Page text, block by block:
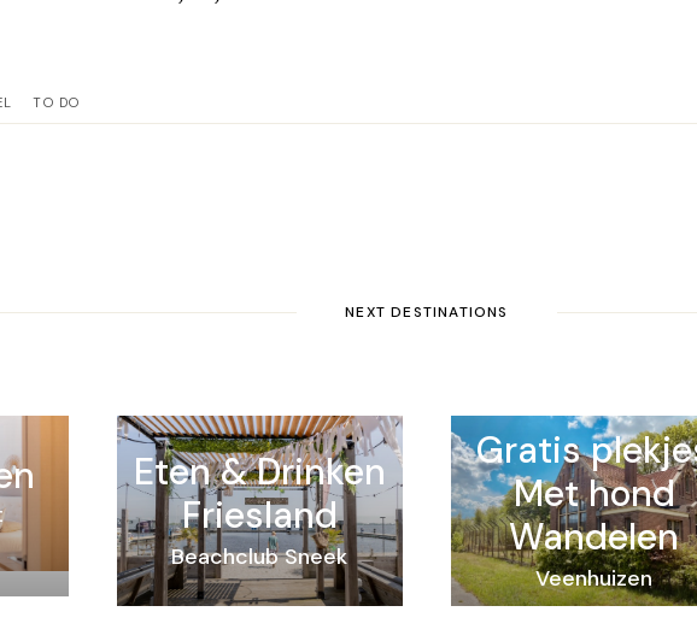
TO DO
NEXT DESTINATIONS
Eten & Drinken
Friesland
Beachclub Sneek
Gratis
Met hond
Wandelen
Veenhuizen